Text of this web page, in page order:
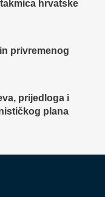
hrvatske
privremenog
prijedloga i
plana